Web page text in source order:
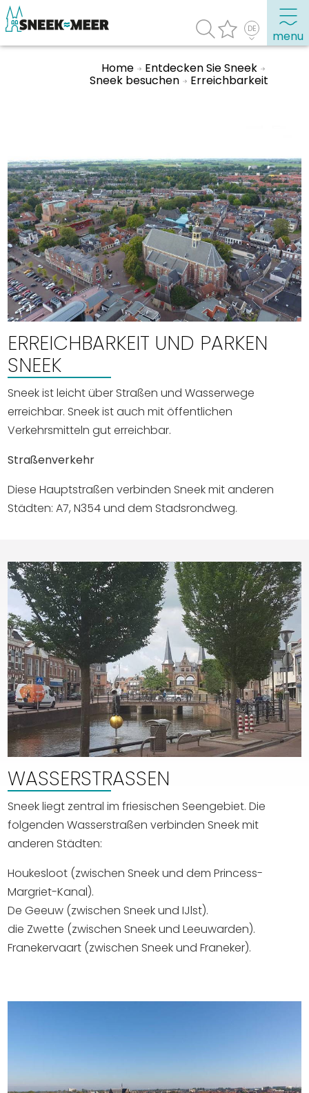
menu
Highlights
Sehenswürdigkeiten
Sehen & Erleben
Essen, Trinken, Ausgehen
Wassersport
Übernachten
Einkaufen
Veranstaltungskalender
Häufig besuchte Seiten:
VVV Sneek
Drahtloses Internet
Sehenswürdigkeiten
Home Entdecken Sie Sneek
Sneek besuchen Erreichbarkeit
ERREICHBARKEIT UND PARKEN
SNEEK
Sneek ist leicht über Straßen und Wasserwege
erreichbar. Sneek ist auch mit öffentlichen
Verkehrsmitteln gut erreichbar.
Straßenverkehr
Diese Hauptstraßen verbinden Sneek mit anderen
Städten: A7, N354 und dem Stadsrondweg.
WASSERSTRASSEN
Sneek liegt zentral im friesischen Seengebiet. Die
folgenden Wasserstraßen verbinden Sneek mit
anderen Städten:
Houkesloot (zwischen Sneek und dem Princess-
Margriet-Kanal).
De Geeuw (zwischen Sneek und IJlst).
die Zwette (zwischen Sneek und Leeuwarden).
Franekervaart (zwischen Sneek und Franeker).